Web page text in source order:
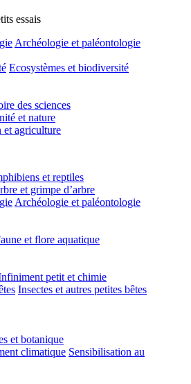
essais
Archéologie et paléontologie
Ecosystèmes et biodiversité
des sciences
et nature
et agriculture
et reptiles
et grimpe d’arbre
Archéologie et paléontologie
et flore aquatique
petit et chimie
Insectes et autres petites bêtes
et botanique
climatique Sensibilisation au